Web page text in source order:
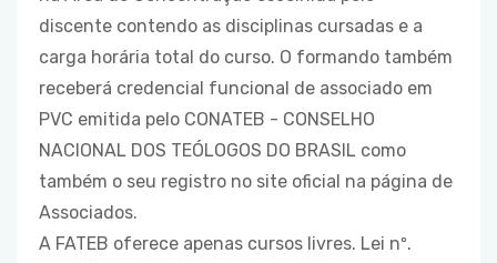
discente contendo as disciplinas cursadas e a
carga horária total do curso. O formando também
receberá credencial funcional de associado em
PVC emitida pelo CONATEB - CONSELHO
NACIONAL DOS TEÓLOGOS DO BRASIL como
também o seu registro no site oficial na página de
Associados.
A FATEB oferece apenas cursos livres. Lei nº.